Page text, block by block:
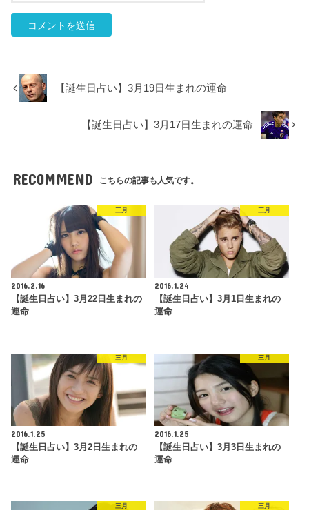
【誕生日占い】3月19日生まれの運命
【誕生日占い】3月17日生まれの運命
RECOMMEND こちらの記事も人気です。
三月
2016.2.16
【誕生日占い】3月22日生まれの
運命
三月
2016.1.24
【誕生日占い】3月1日生まれの
運命
三月
2016.1.25
【誕生日占い】3月2日生まれの
運命
三月
2016.1.25
【誕生日占い】3月3日生まれの
運命
三月 三月